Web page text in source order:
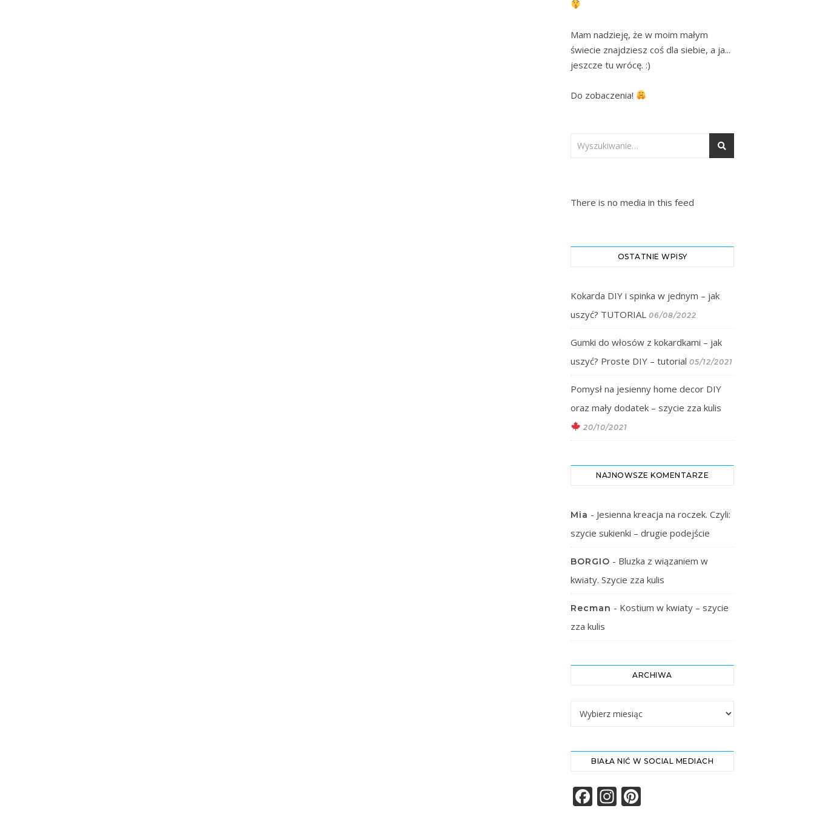
Mam nadzieję, że w moim małym
świecie znajdziesz coś dla siebie, a ja...
jeszcze tu wrócę. :)
Do zobaczenia!
There is no media in this feed
OSTATNIE WPISY
Kokarda DIY i spinka w jednym – jak
uszyć? TUTORIAL 06/08/2022
Gumki do włosów z kokardkami – jak
uszyć? Proste DIY – tutorial 05/12/2021
Pomysł na jesienny home decor DIY
oraz mały dodatek – szycie zza kulis
20/10/2021
NAJNOWSZE KOMENTARZE
Mia - Jesienna kreacja na roczek. Czyli:
szycie sukienki – drugie podejście
BORGIO - Bluzka z wiązaniem w
kwiaty. Szycie zza kulis
Recman - Kostium w kwiaty – szycie
zza kulis
ARCHIWA
BIAŁA NIĆ W SOCIAL MEDIACH
Facebook
Instagram